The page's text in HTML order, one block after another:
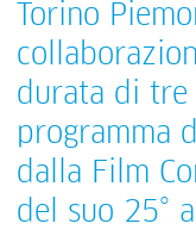
Torino
durata di tre
programma
dalla Film
del suo 25°